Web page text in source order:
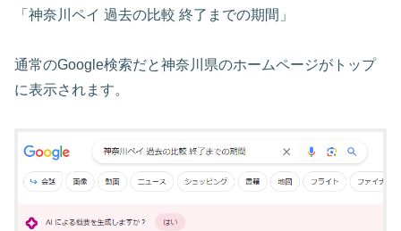
「神奈川ペイ 過去の比較 終了までの期間」
通常のGoogle検索だと神奈川県のホームページがトップ
に表示されます。